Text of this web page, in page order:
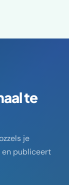
te
je
publiceert